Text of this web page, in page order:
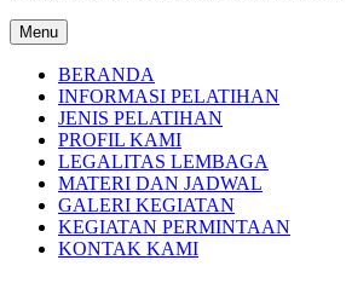
Menu
BERANDA
INFORMASI PELATIHAN
JENIS PELATIHAN
PROFIL KAMI
LEGALITAS LEMBAGA
MATERI DAN JADWAL
GALERI KEGIATAN
KEGIATAN PERMINTAAN
KONTAK KAMI